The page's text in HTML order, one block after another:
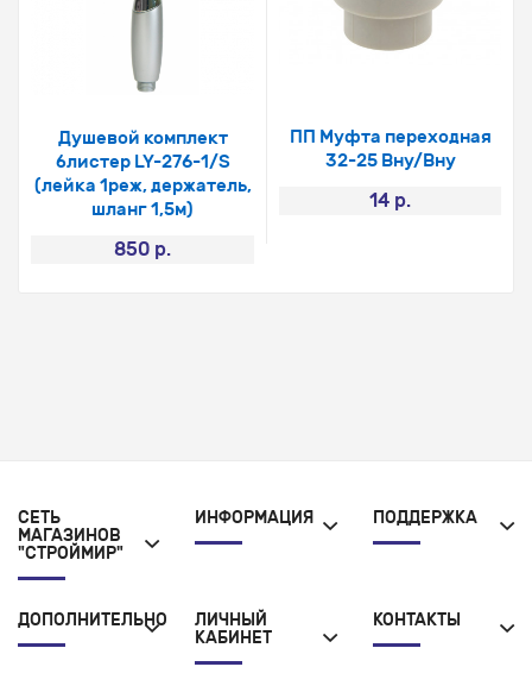
Душевой комплект
блистер LY-276-1/S
(лейка 1реж, держатель,
шланг 1,5м)
850 р.
ПП Муфта переходная
32-25 Вну/Вну
14 р.
СЕТЬ
МАГАЗИНОВ
"СТРОЙМИР"
ИНФОРМАЦИЯ ПОДДЕРЖКА
ДОПОЛНИТЕЛЬНО
ЛИЧНЫЙ
КАБИНЕТ
КОНТАКТЫ